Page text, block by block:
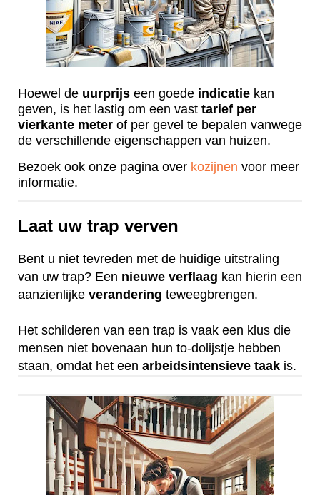
Hoewel de uurprijs een goede indicatie kan
geven, is het lastig om een vast tarief per
vierkante meter of per gevel te bepalen vanwege
de verschillende eigenschappen van huizen.
Bezoek ook onze pagina over kozijnen voor meer
informatie.
Laat uw trap verven
Bent u niet tevreden met de huidige uitstraling
van uw trap? Een nieuwe verflaag kan hierin een
aanzienlijke verandering teweegbrengen.
Het schilderen van een trap is vaak een klus die
mensen niet bovenaan hun to-dolijstje hebben
staan, omdat het een arbeidsintensieve taak is.